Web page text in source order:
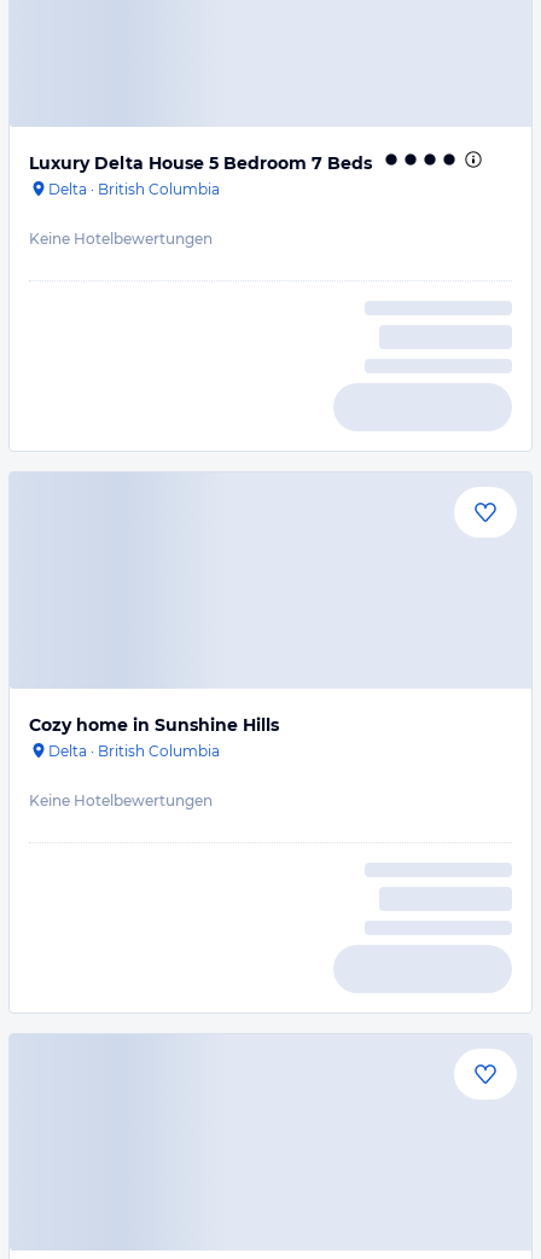
Luxury Delta House 5 Bedroom 7 Beds
Delta · British Columbia
Keine Hotelbewertungen
Cozy home in Sunshine Hills
Delta · British Columbia
Keine Hotelbewertungen